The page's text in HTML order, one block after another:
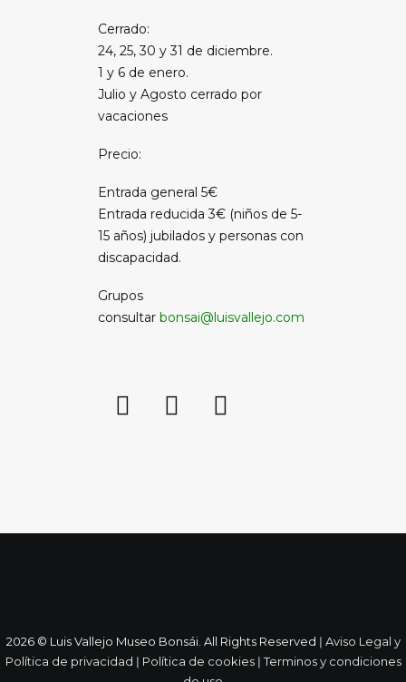
Cerrado:
24, 25, 30 y 31 de diciembre.
1 y 6 de enero.
Julio y Agosto cerrado por
vacaciones
Precio:
Entrada general 5€
Entrada reducida 3€ (niños de 5-
15 años) jubilados y personas con
discapacidad.
Grupos
consultar bonsai@luisvallejo.com
2026 © Luis Vallejo Museo Bonsái. All Rights Reserved ǀ Aviso Legal y
Política de privacidad ǀ Política de cookiesǀTerminos y condiciones